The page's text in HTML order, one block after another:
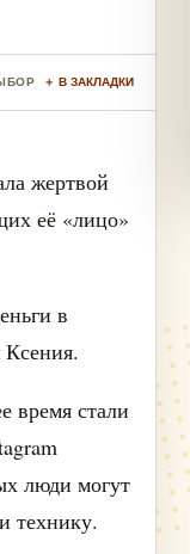
＋ В ЗАКЛАДКИ
в
Ксения.
время стали
люди могут
технику.